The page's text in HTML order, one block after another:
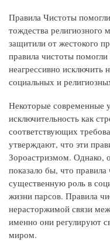
Правила Чистоты
тождества
защитили от жестокого
правила чистоты
неагрессивно исключить
социальных и
Некоторые современные
исключительность как
соответствующих
утверждают, что эти
Зороастризмом. Однако,
показало бы, что
существенную роль в
жизни парсов. Правила
нерасторжимой связи
именно они регулируют
миром.